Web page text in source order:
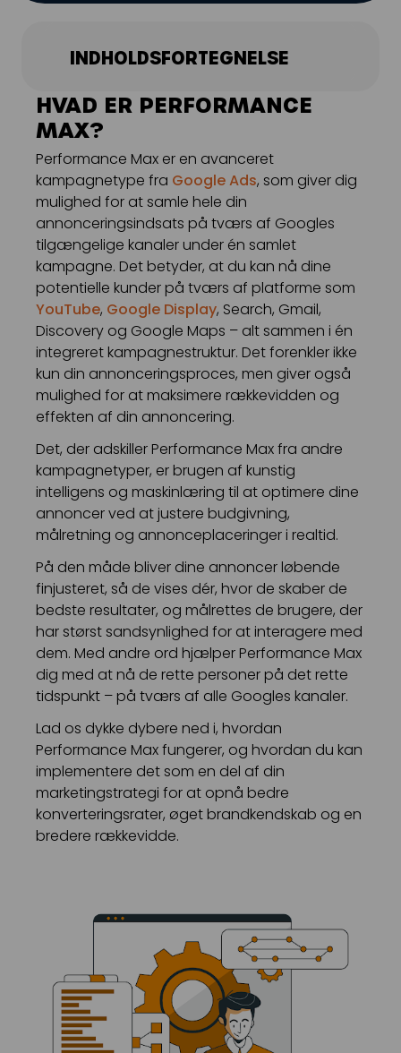
Kampagnemails
Leadgenerering
E-mail automation
TRACKING
Server-Side Tracking
INDHOLDSFORTEGNELSE
HVAD ER PERFORMANCE
MAX?
Performance Max er en avanceret
kampagnetype fra Google Ads, som giver dig
mulighed for at samle hele din
annonceringsindsats på tværs af Googles
tilgængelige kanaler under én samlet
kampagne. Det betyder, at du kan nå dine
potentielle kunder på tværs af platforme som
YouTube, Google Display, Search, Gmail,
Discovery og Google Maps – alt sammen i én
integreret kampagnestruktur. Det forenkler ikke
kun din annonceringsproces, men giver også
mulighed for at maksimere rækkevidden og
effekten af din annoncering.
Det, der adskiller Performance Max fra andre
kampagnetyper, er brugen af kunstig
intelligens og maskinlæring til at optimere dine
annoncer ved at justere budgivning,
målretning og annonceplaceringer i realtid.
På den måde bliver dine annoncer løbende
finjusteret, så de vises dér, hvor de skaber de
bedste resultater, og målrettes de brugere, der
har størst sandsynlighed for at interagere med
dem. Med andre ord hjælper Performance Max
dig med at nå de rette personer på det rette
tidspunkt – på tværs af alle Googles kanaler.
Lad os dykke dybere ned i, hvordan
Performance Max fungerer, og hvordan du kan
implementere det som en del af din
marketingstrategi for at opnå bedre
konverteringsrater, øget brandkendskab og en
bredere rækkevidde.